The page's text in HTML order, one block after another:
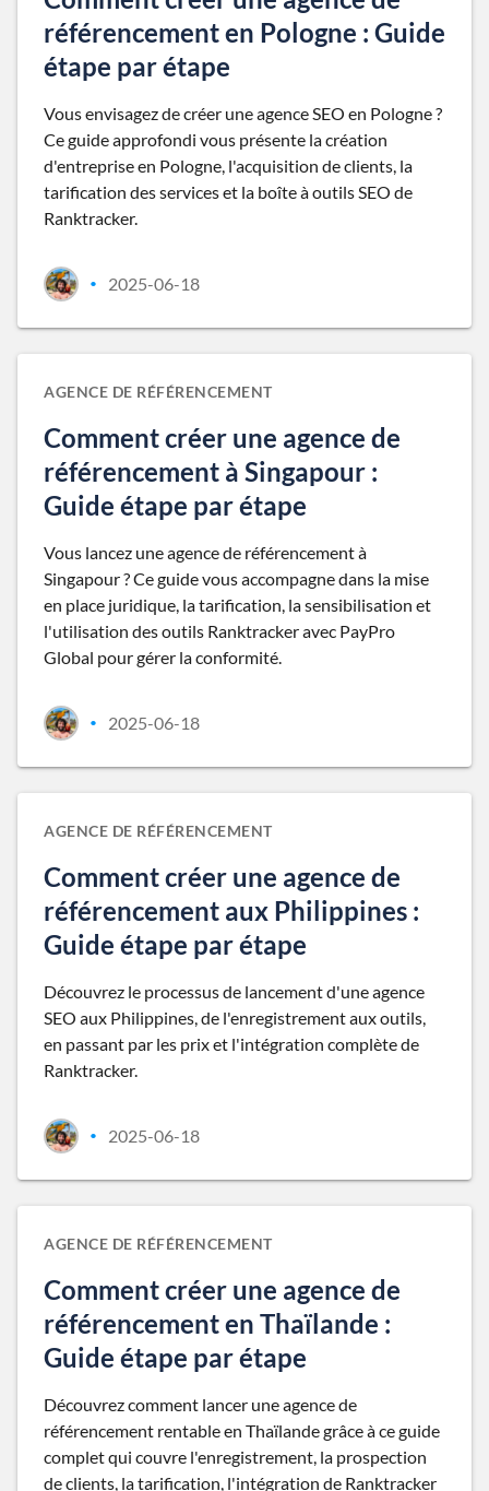
référencement en Pologne : Guide
étape par étape
Vous envisagez de créer une agence SEO en Pologne ?
Ce guide approfondi vous présente la création
d'entreprise en Pologne, l'acquisition de clients, la
tarification des services et la boîte à outils SEO de
Ranktracker.
• 2025-06-18
AGENCE DE RÉFÉRENCEMENT
Comment créer une agence de
référencement à Singapour :
Guide étape par étape
Vous lancez une agence de référencement à
Singapour ? Ce guide vous accompagne dans la mise
en place juridique, la tarification, la sensibilisation et
l'utilisation des outils Ranktracker avec PayPro
Global pour gérer la conformité.
• 2025-06-18
AGENCE DE RÉFÉRENCEMENT
Comment créer une agence de
référencement aux Philippines :
Guide étape par étape
Découvrez le processus de lancement d'une agence
SEO aux Philippines, de l'enregistrement aux outils,
en passant par les prix et l'intégration complète de
Ranktracker.
• 2025-06-18
AGENCE DE RÉFÉRENCEMENT
Comment créer une agence de
référencement en Thaïlande :
Guide étape par étape
Découvrez comment lancer une agence de
référencement rentable en Thaïlande grâce à ce guide
complet qui couvre l'enregistrement, la prospection
de clients, la tarification, l'intégration de Ranktracker